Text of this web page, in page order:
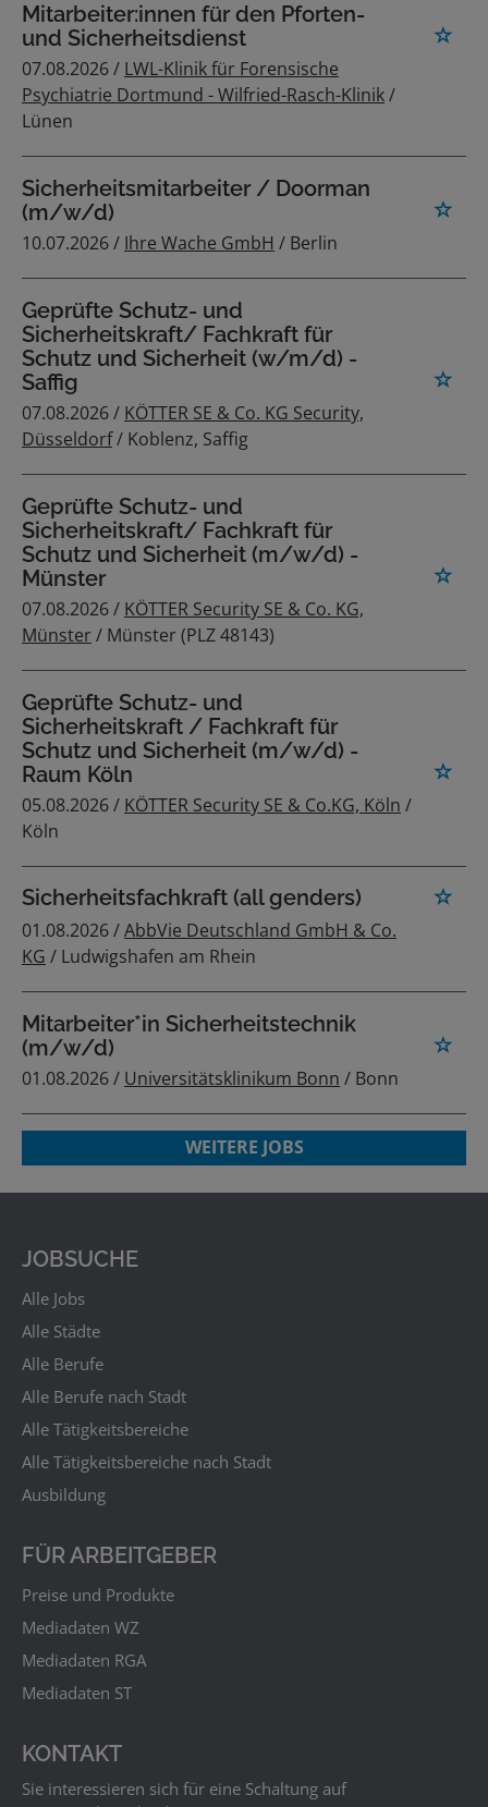
Mitarbeiter:innen für den Pforten-
und Sicherheitsdienst
07.08.2026 / LWL-Klinik für Forensische
Psychiatrie Dortmund - Wilfried-Rasch-Klinik/
Lünen
Sicherheitsmitarbeiter / Doorman
(m/w/d)
10.07.2026 / Ihre Wache GmbH / Berlin
Geprüfte Schutz- und
Sicherheitskraft/ Fachkraft für
Schutz und Sicherheit (w/m/d) -
Saffig
07.08.2026 / KÖTTER SE & Co. KG Security,
Düsseldorf/ Koblenz, Saffig
Geprüfte Schutz- und
Sicherheitskraft/ Fachkraft für
Schutz und Sicherheit (m/w/d) -
Münster
07.08.2026 / KÖTTER Security SE & Co. KG,
Münster / Münster (PLZ 48143)
Geprüfte Schutz- und
Sicherheitskraft / Fachkraft für
Schutz und Sicherheit (m/w/d) -
Raum Köln
05.08.2026 / KÖTTER Security SE & Co.KG, Köln /
Köln
Sicherheitsfachkraft (all genders)
01.08.2026 /AbbVie Deutschland GmbH & Co.
KG / Ludwigshafen am Rhein
Mitarbeiter*in Sicherheitstechnik
(m/w/d)
01.08.2026 / Universitätsklinikum Bonn / Bonn
WEITERE JOBS
JOBSUCHE
Alle Jobs
Alle Städte
Alle Berufe
Alle Berufe nach Stadt
Alle Tätigkeitsbereiche
Alle Tätigkeitsbereiche nach Stadt
Ausbildung
FÜR ARBEITGEBER
Preise und Produkte
Mediadaten WZ
Mediadaten RGA
Mediadaten ST
KONTAKT
Sie interessieren sich für eine Schaltung auf